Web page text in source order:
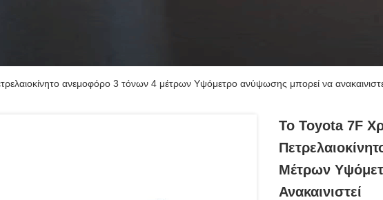
ανεμοφόρο 3 τόνων 4 μέτρων Υψόμετρο ανύψωσης μπορεί να
Το Toyota 7F
Μέτρων
Ανακαινιστεί